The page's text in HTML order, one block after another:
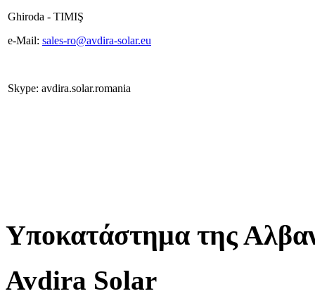
Ghiroda - TIMIŞ
e-Mail: sales-ro@avdira-solar.eu
Skype: avdira.solar.romania
Υποκατάστημα της
Avdira Solar